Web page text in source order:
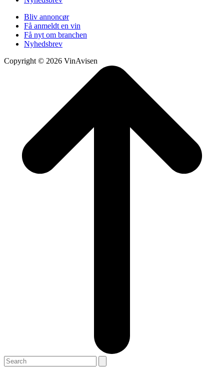
Bliv annoncør
Få anmeldt en vin
Få nyt om branchen
Nyhedsbrev
Copyright © 2026 VinAvisen